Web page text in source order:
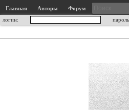
Главная Авторы
Форум
логин: